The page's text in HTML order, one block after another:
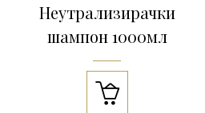
Неутрализирачки
шампон 1000мл
